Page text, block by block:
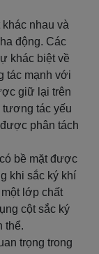
nhau và
động. Các
khác biệt về
tác mạnh với
giữ lại trên
tương tác yếu
phân tách
bề mặt được
khi sắc ký khí
lớp chất
cột sắc ký
thể.
trọng trong